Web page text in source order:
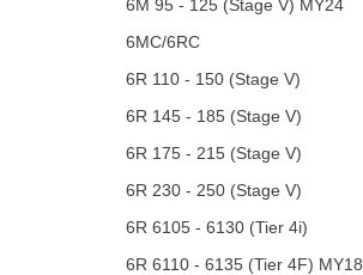
6M 95 - 125 (Stage V) MY24
6MC/6RC
6R 110 - 150 (Stage V)
6R 145 - 185 (Stage V)
6R 175 - 215 (Stage V)
6R 230 - 250 (Stage V)
6R 6105 - 6130 (Tier 4i)
6R 6110 - 6135 (Tier 4F) MY18